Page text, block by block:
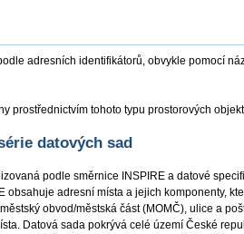
adresních identifikátorů, obvykle pomocí
prostřednictvím tohoto typu prostorových
datových sad
podle směrnice INSPIRE a datové
obsahuje adresní místa a jejich komponenty,
obvod/městská část (MOMČ), ulice a
Datová sada pokrývá celé území České